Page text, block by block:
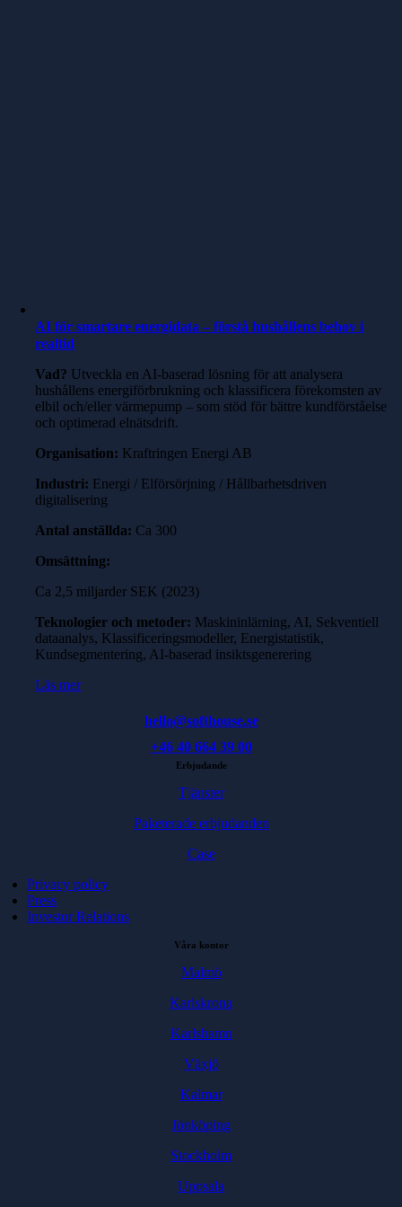
AI för smartare energidata – förstå hushållens behov i
realtid
Vad? Utveckla en AI-baserad lösning för att analysera
hushållens energiförbrukning och klassificera förekomsten av
elbil och/eller värmepump – som stöd för bättre kundförståelse
och optimerad elnätsdrift.
Organisation: Kraftringen Energi AB
Industri: Energi / Elförsörjning / Hållbarhetsdriven
digitalisering
Antal anställda: Ca 300
Omsättning:
Ca 2,5 miljarder SEK (2023)
Teknologier och metoder: Maskininlärning, AI, Sekventiell
dataanalys, Klassificeringsmodeller, Energistatistik,
Kundsegmentering, AI-baserad insiktsgenerering
Läs mer
hello@softhouse.se
+46 40 664 39 00
Erbjudande
Tjänster
Paketerade erbjudanden
Case
Privacy policy
Press
Investor Relations
Våra kontor
Malmö
Karlskrona
Karlshamn
Växjö
Kalmar
Jönköping
Stockholm
Uppsala